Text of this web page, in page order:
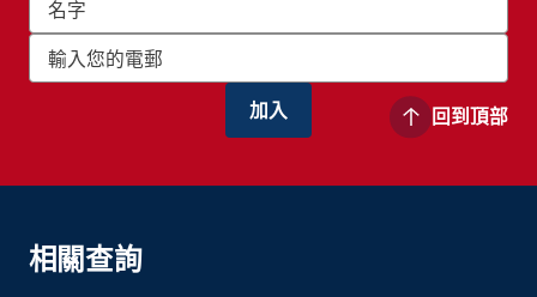
回到頂部
相關查詢